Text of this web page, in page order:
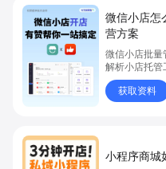
微信小店怎
营方案
微信小店批量
解析小店托管
多账号微信
销玩法，全面
量管理、高
获取资料
小程序商城